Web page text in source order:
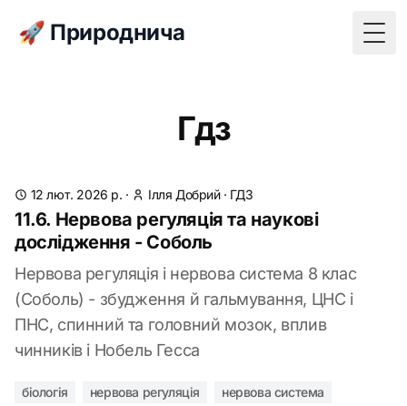
🚀 Природнича
Гдз
12 лют. 2026 р. · Ілля Добрий· ГДЗ
11.6. Нервова регуляція та наукові
дослідження - Соболь
Нервова регуляція і нервова система 8 клас
(Соболь) - збудження й гальмування, ЦНС і
ПНС, спинний та головний мозок, вплив
чинників і Нобель Гесса
біологія нервова регуляція нервова система